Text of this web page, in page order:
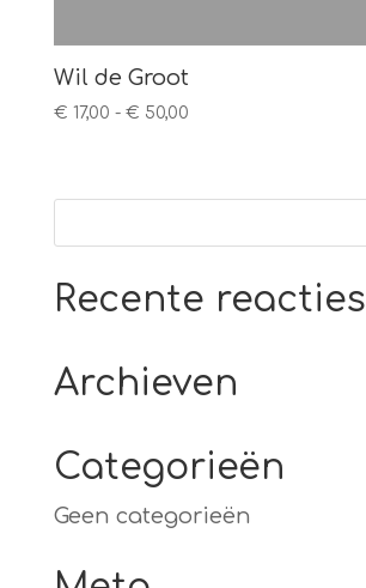
Wil de Groot
€ 17,00 - € 50,00Prijsklasse:
€ 50,00
Recente reacties
Archieven
Categorieën
Geen categorieën